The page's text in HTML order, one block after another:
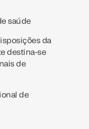
saúde
da
destina-se
de
de